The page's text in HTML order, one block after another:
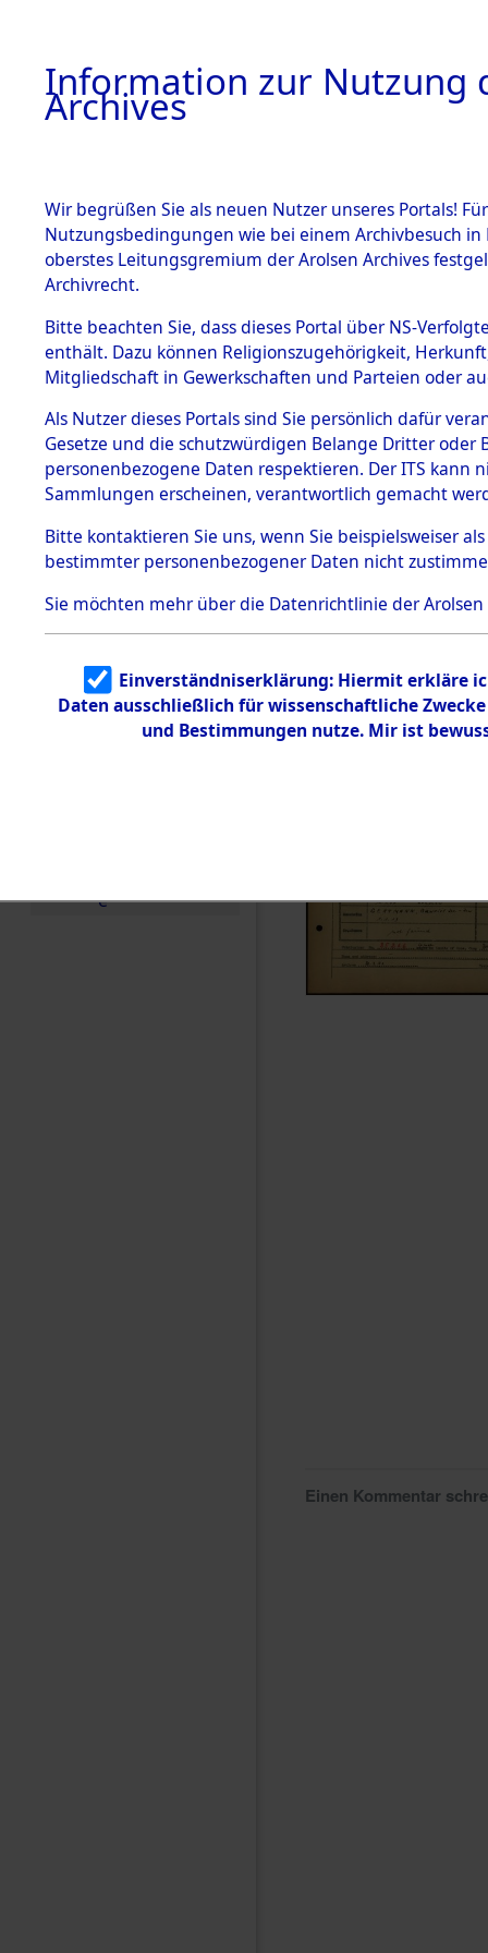
BESTÄNDE
1.
mente
5. Verschiedenes
5.3
Todesmärsche
5.3.1 Alliierte
Erhebungen
zu
Todesmärsch
en
5.3.2
Identifizierun
g
5.3.3
Todesmärsch
e
Dead -
Branch -
0009
Einen Kommentar
Information zur Nutzung
Archives
Wir begrüßen Sie als neuen Nutzer unseres Portals!
Nutzungsbedingungen wie bei einem Archivbesuch
oberstes Leitungsgremium der Arolsen Archives
Archivrecht.
Bitte beachten Sie, dass dieses Portal über NS-
enthält. Dazu können Religionszugehörigkeit,
Mitgliedschaft in Gewerkschaften und Parteien oder
Als Nutzer dieses Portals sind Sie persönlich dafür
Gesetze und die schutzwürdigen Belange Dritter
personenbezogene Daten respektieren. Der ITS
Sammlungen erscheinen, verantwortlich gemacht
Bitte kontaktieren Sie uns, wenn Sie beispielsweiser
bestimmter personenbezogener Daten nicht
Sie möchten mehr über die Datenrichtlinie der Arolsen
Einverständniserklärung: Hiermit erkläre
Daten ausschließlich für wissenschaftliche
und Bestimmungen nutze. Mir ist